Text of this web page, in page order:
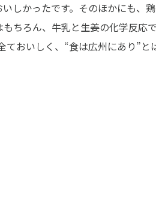
しかったです。そのほかにも、
ちろん、牛乳と生姜の化学反応
おいしく、“食は広州にあり”と